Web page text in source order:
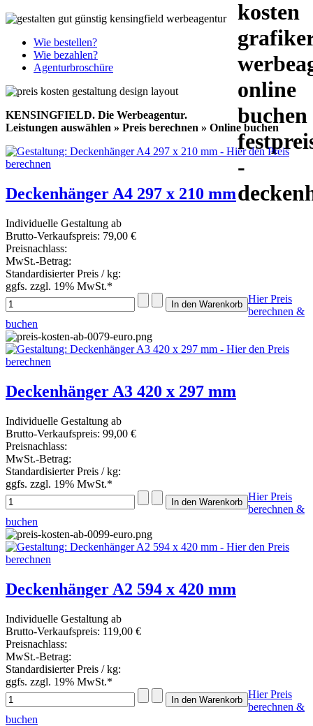
Wie bestellen?
Wie bezahlen?
Agenturbroschüre
KENSINGFIELD. Die Werbeagentur.
Leistungen auswählen » Preis berechnen » Online buchen
Deckenhänger A4 297 x 210 mm
Individuelle Gestaltung ab
Brutto-Verkaufspreis: 79,00 €
Preisnachlass:
MwSt.-Betrag:
Standardisierter Preis / kg:
ggfs. zzgl. 19% MwSt.*
Hier Preis
berechnen &
buchen
Deckenhänger A3 420 x 297 mm
Individuelle Gestaltung ab
Brutto-Verkaufspreis: 99,00 €
Preisnachlass:
MwSt.-Betrag:
Standardisierter Preis / kg:
ggfs. zzgl. 19% MwSt.*
Hier Preis
berechnen &
buchen
Deckenhänger A2 594 x 420 mm
Individuelle Gestaltung ab
Brutto-Verkaufspreis: 119,00 €
Preisnachlass:
MwSt.-Betrag:
Standardisierter Preis / kg:
ggfs. zzgl. 19% MwSt.*
Hier Preis
berechnen &
buchen